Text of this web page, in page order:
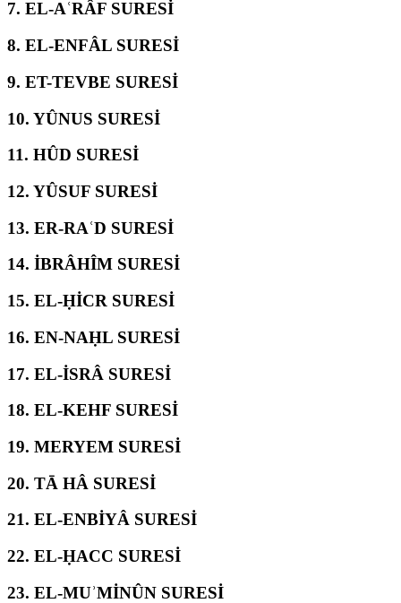
7. EL-AʿRÂF SURESİ
8. EL-ENFÂL SURESİ
9. ET-TEVBE SURESİ
10. YÛNUS SURESİ
11. HÛD SURESİ
12. YÛSUF SURESİ
13. ER-RAʿD SURESİ
14. İBRÂHÎM SURESİ
15. EL-ḤİCR SURESİ
16. EN-NAḤL SURESİ
17. EL-İSRÂ SURESİ
18. EL-KEHF SURESİ
19. MERYEM SURESİ
20. TĀ HÂ SURESİ
21. EL-ENBİYÂ SURESİ
22. EL-ḤACC SURESİ
23. EL-MUʾMİNÛN SURESİ